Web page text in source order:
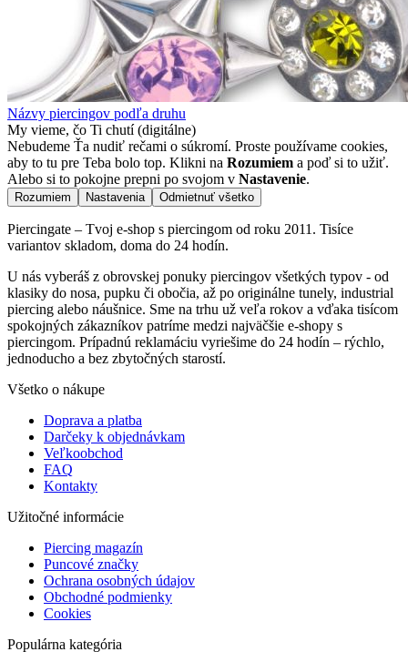
Názvy piercingov podľa druhu
My vieme, čo Ti chutí (digitálne)
Nebudeme Ťa nudiť rečami o súkromí. Proste používame cookies,
aby to tu pre Teba bolo top. Klikni na Rozumiem a poď si to užiť.
Alebo si to pokojne prepni po svojom v Nastavenie.
Rozumiem Nastavenia Odmietnuť všetko
Piercingate – Tvoj e-shop s piercingom od roku 2011. Tisíce
variantov skladom, doma do 24 hodín.
U nás vyberáš z obrovskej ponuky piercingov všetkých typov - od
klasiky do nosa, pupku či obočia, až po originálne tunely, industrial
piercing alebo náušnice. Sme na trhu už veľa rokov a vďaka tisícom
spokojných zákazníkov patríme medzi najväčšie e-shopy s
piercingom. Prípadnú reklamáciu vyriešime do 24 hodín – rýchlo,
jednoducho a bez zbytočných starostí.
Všetko o nákupe
Doprava a platba
Darčeky k objednávkam
Veľkoobchod
FAQ
Kontakty
Užitočné informácie
Piercing magazín
Puncové značky
Ochrana osobných údajov
Obchodné podmienky
Cookies
Populárna kategória